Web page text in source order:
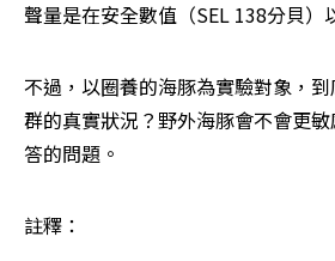
聲量是在安全數值（SEL 138分貝）
不過，以圈養的海豚為實驗對象，
群的真實狀況？野外海豚會不會更
答的問題。
註釋：